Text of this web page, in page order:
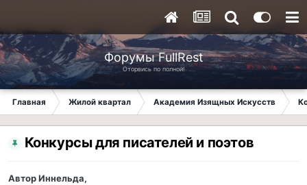
Форумы FullRest
Оторвись по полной!
Главная Жилой квартал Академия Изящных Искусств
Конкурсы для писателей и поэтов
АвторИннельда,